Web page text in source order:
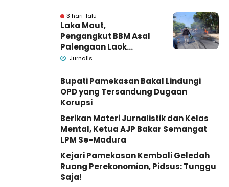
3 hari lalu
Laka Maut,
Pengangkut BBM Asal
Palengaan Laok
Pamekasan Meninggal
Jurnalis
Bupati Pamekasan Bakal Lindungi
OPD yang Tersandung Dugaan
Korupsi
Berikan Materi Jurnalistik dan Kelas
Mental, Ketua AJP Bakar Semangat
LPM Se-Madura
Kejari Pamekasan Kembali Geledah
Ruang Perekonomian, Pidsus: Tunggu
Saja!